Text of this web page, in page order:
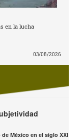
en la lucha
03/08/2026
México en el siglo XXI